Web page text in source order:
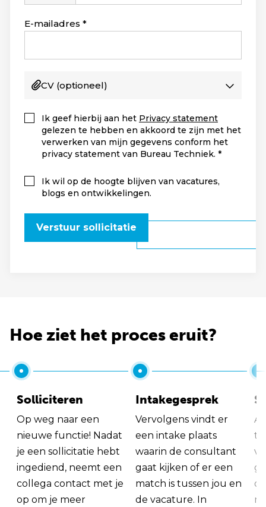
Staten
+1
E-mailadres
CV (optioneel)
Ik geef hierbij aan het Privacy statement
gelezen te hebben en akkoord te zijn met het
verwerken van mijn gegevens conform het
privacy statement van Bureau Techniek.
Ik wil op de hoogte blijven van vacatures,
blogs en ontwikkelingen.
Verstuur sollicitatie
Hoe ziet het proces eruit?
Solliciteren
Op weg naar een
nieuwe functie! Nadat
je een sollicitatie hebt
ingediend, neemt een
collega contact met je
op om je meer
Intakegesprek
Vervolgens vindt er
een intake plaats
waarin de consultant
gaat kijken of er een
match is tussen jou en
de vacature. In